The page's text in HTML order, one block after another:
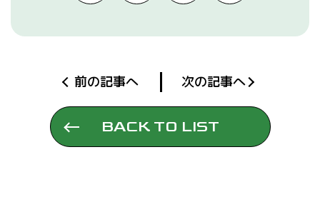
前の記事へ 次の記事へ
BACK TO LIST